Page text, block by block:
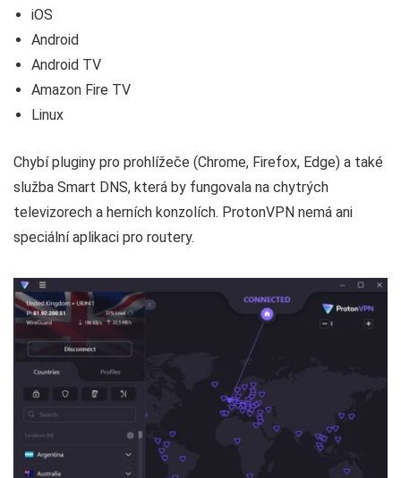
iOS
Android
Android TV
Amazon Fire TV
Linux
Chybí pluginy pro prohlížeče (Chrome, Firefox, Edge) a také
služba Smart DNS, která by fungovala na chytrých
televizorech a herních konzolích. ProtonVPN nemá ani
speciální aplikaci pro routery.